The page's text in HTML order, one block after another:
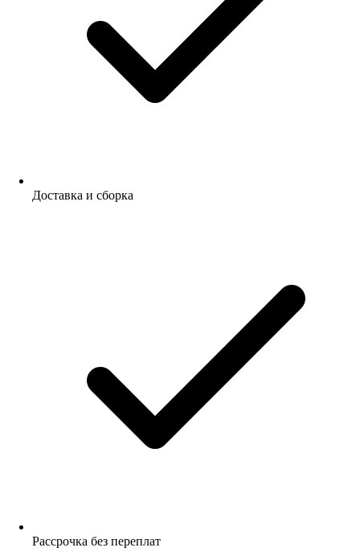
Доставка и сборка
Рассрочка без переплат